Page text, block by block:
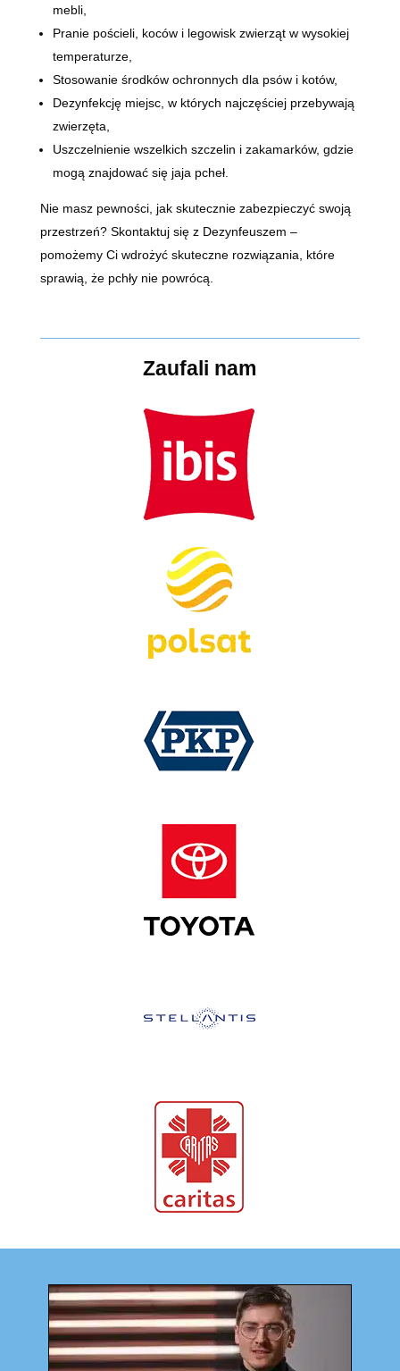
mebli,
Pranie pościeli, koców i legowisk zwierząt w wysokiej
temperaturze,
Stosowanie środków ochronnych dla psów i kotów,
Dezynfekcję miejsc, w których najczęściej przebywają
zwierzęta,
Uszczelnienie wszelkich szczelin i zakamarków, gdzie
mogą znajdować się jaja pcheł.
Nie masz pewności, jak skutecznie zabezpieczyć swoją
przestrzeń? Skontaktuj się z Dezynfeuszem –
pomożemy Ci wdrożyć skuteczne rozwiązania, które
sprawią, że pchły nie powrócą.
Zaufali nam